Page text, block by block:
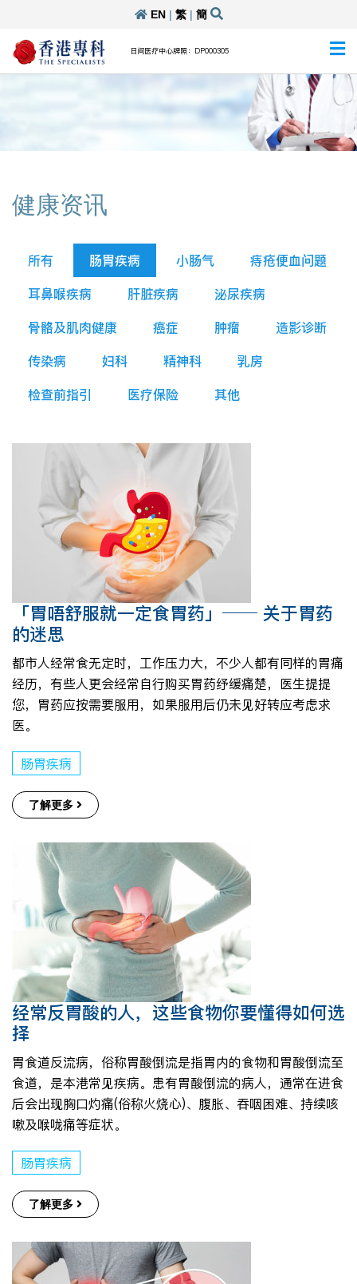
EN| 繁| 簡
日间医疗中心牌照：DP000305
健康资讯
所有 肠胃疾病 小肠气
痔疮便血问题
耳鼻喉疾病
肝脏疾病
泌尿疾病
骨骼及肌肉健康
癌症 肿瘤
造影诊断
传染病
妇科 精神科
乳房
检查前指引
医疗保险 其他
「胃唔舒服就一定食胃药」── 关于胃药
的迷思
都市人经常食无定时，工作压力大，不少人都有同样的胃痛
经历，有些人更会经常自行购买胃药纾缓痛楚，医生提提
您，胃药应按需要服用，如果服用后仍未见好转应考虑求
医。
肠胃疾病
了解更多
经常反胃酸的人，这些食物你要懂得如何选
择
胃食道反流病，俗称胃酸倒流是指胃内的食物和胃酸倒流至
食道，是本港常见疾病。患有胃酸倒流的病人，通常在进食
后会出现胸口灼痛(俗称火烧心)、腹胀、吞咽困难、持续咳
嗽及喉咙痛等症状。
肠胃疾病
了解更多